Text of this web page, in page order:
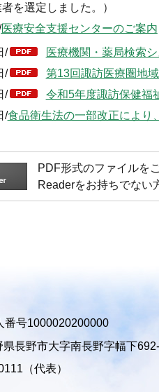
を選定しました。）
医療安全支援センターのご案内
/
医療機関・薬局検索
/
第13回諏訪医療圏地
/
令和5年度諏訪保健福
/食品衛生法の一部改正により
PDF形式のファイルを
Readerをお持ちでない
番号1000020200000
県長野市大字南長野字幅下
（代表）